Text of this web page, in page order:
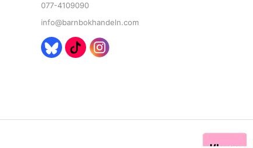
077-4109090
info@barnbokhandeln.com